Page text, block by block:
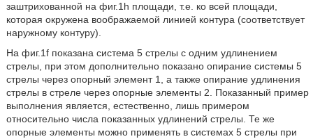
заштрихованной на фиг.1h площади, т.е. ко всей площади,
которая окружена воображаемой линией контура (соответствует
наружному контуру).
На фиг.1f показана система 5 стрелы с одним удлинением
стрелы, при этом дополнительно показано опирание системы 5
стрелы через опорный элемент 1, а также опирание удлинения
стрелы в стреле через опорные элементы 2. Показанный пример
выполнения является, естественно, лишь примером
относительно числа показанных удлинений стрелы. Те же
опорные элементы можно применять в системах 5 стрелы при